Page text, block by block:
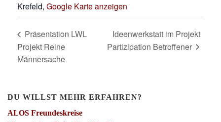
Krefeld, Google Karte anzeigen
Präsentation LWL
Projekt Reine
Männersache
Ideenwerkstatt im Projekt
Partizipation Betroffener
DU WILLST MEHR ERFAHREN?
ALOS Freundeskreise